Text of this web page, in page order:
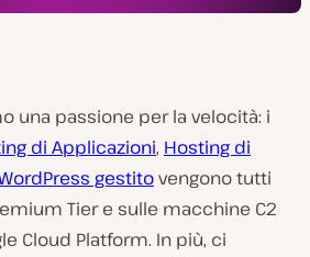
una passione per la velocità: i
di Applicazioni, Hosting di
gestitovengono tutti
Tier e sulle macchine C2
Cloud Platform. In più, ci